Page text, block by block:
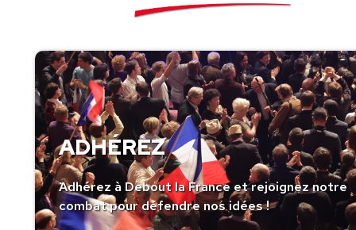
ADHÉREZ
Adhérez à Debout la France et rejoignez notre
combat pour défendre nos idées !